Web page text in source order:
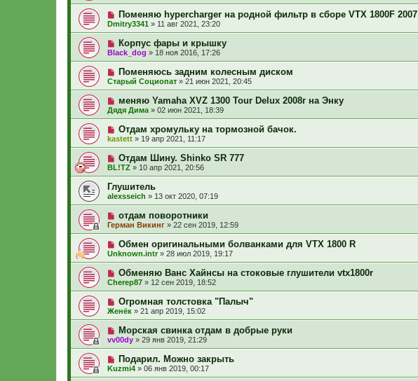
Поменяю hypercharger на родной фильтр в сборе VTX 1800F 2007
Dmitry3341 » 11 авг 2021, 23:20
Корпус фары и крышку
Black_dog » 18 ноя 2016, 17:26
Поменяюсь задним колесным диском
Старый Социопат » 21 июн 2021, 20:45
меняю Yamaha XVZ 1300 Tour Delux 2008г на Энку
Дядя Дима » 02 июн 2021, 18:39
Отдам хромульку на тормозной бачок.
kastett » 19 апр 2021, 11:17
Отдам Шину. Shinko SR 777
BL!TZ » 10 апр 2021, 20:56
Глушитель
alexsseich » 13 окт 2020, 07:19
отдам поворотники
Герман Викинг » 22 сен 2019, 12:59
Обмен оригинальными болванками для VTX 1800 R
Unknown.intr» 28 июл 2019, 19:17
Обменяю Ванс Хайнсы на стоковые глушители vtx1800r
Cherep87 » 12 сен 2019, 18:52
Огромная толстовка "Палыч"
Женёк » 21 апр 2019, 15:02
Морская свинка отдам в добрые руки
vv00dy » 29 янв 2019, 21:29
Подарил. Можно закрыть
Kuzmi4 » 06 янв 2019, 00:17